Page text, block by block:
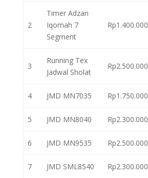
2
Timer Adzan
Iqomah 7
Segment
Rp1.400.000
3
Running Tex
Jadwal Sholat
Rp2.500.000
4 JMD MN7035 Rp1.750.000
5 JMD MN8040 Rp2.300.000
6 JMD MN9535 Rp2.500.000
7 JMD SML8540 Rp2.300.000